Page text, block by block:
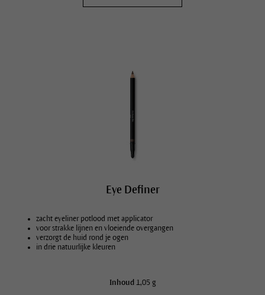
Eye Definer
zacht eyeliner potlood met applicator
voor strakke lijnen en vloeiende overgangen
verzorgt de huid rond je ogen
in drie natuurlijke kleuren
Inhoud 1,05 g